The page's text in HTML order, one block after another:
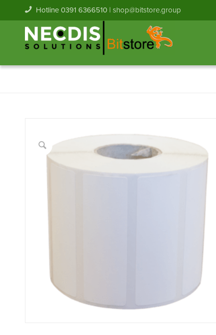
Hotline 0391 6366510 | shop@bitstore.group